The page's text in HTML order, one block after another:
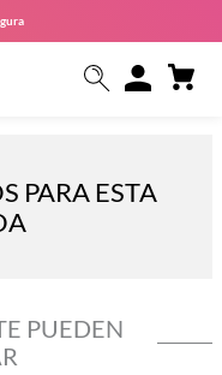
PARA ESTA
PUEDEN